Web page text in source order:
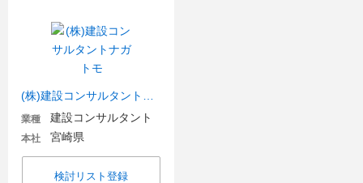
業種 建設コンサルタント
本社 宮崎県
検討リスト登録